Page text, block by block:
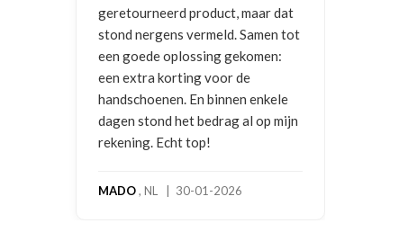
geretourneerd product, maar dat
stond nergens vermeld. Samen tot
een goede oplossing gekomen:
een extra korting voor de
handschoenen. En binnen enkele
dagen stond het bedrag al op mijn
rekening. Echt top!
MADO, NL | 30-01-2026